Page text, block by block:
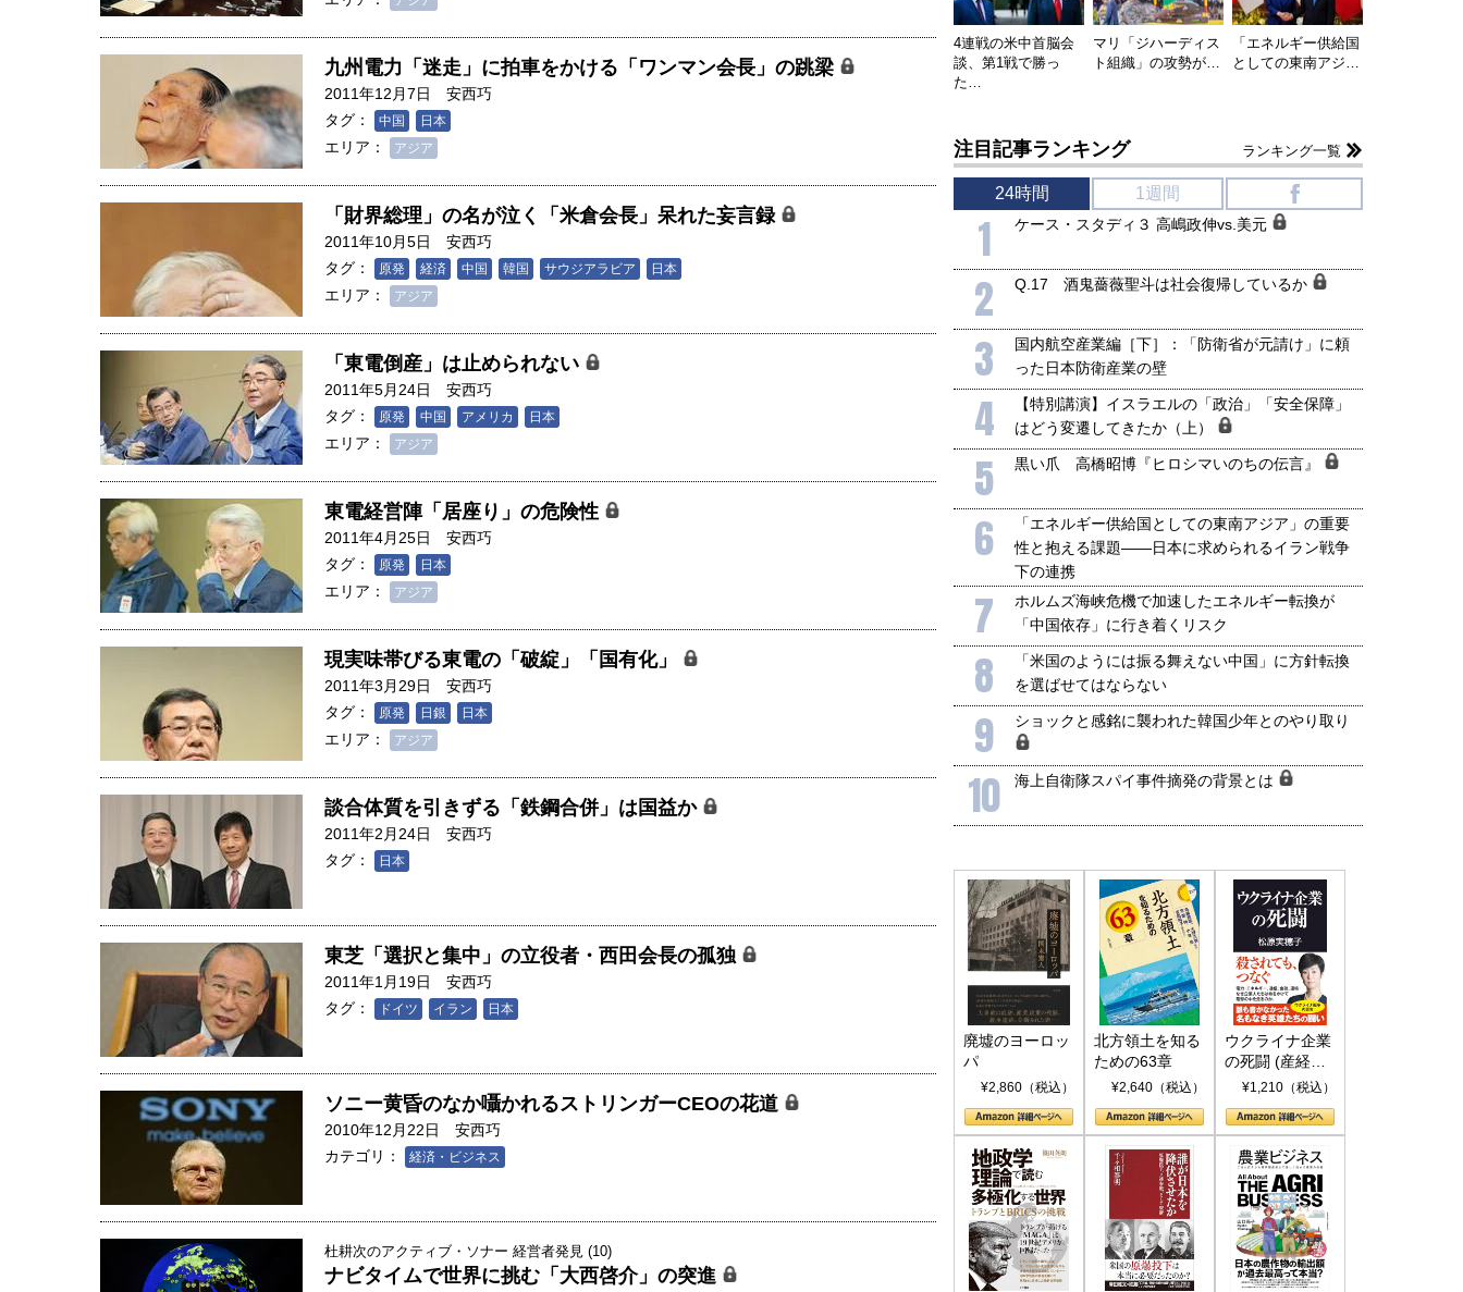
九州電力「迷走」に拍車をかける「ワンマン会長」の跳梁
2011年12月7日
安西巧
タグ：
中国 日本
エリア： アジア
「財界総理」の名が泣く「米倉会長」呆れた妄言録
2011年10月5日
安西巧
タグ：
原発 経済 中国 韓国 サウジアラビア 日本
エリア： アジア
「東電倒産」は止められない
2011年5月24日
安西巧
タグ：
原発 中国 アメリカ 日本
エリア： アジア
東電経営陣「居座り」の危険性
2011年4月25日
安西巧
タグ：
原発 日本
エリア： アジア
現実味帯びる東電の「破綻」「国有化」
2011年3月29日
安西巧
タグ：
原発 日銀 日本
エリア： アジア
談合体質を引きずる「鉄鋼合併」は国益か
2011年2月24日
安西巧
タグ：
日本
東芝「選択と集中」の立役者・西田会長の孤独
2011年1月19日
安西巧
タグ：
ドイツ イラン 日本
ソニー黄昏のなか囁かれるストリンガーCEOの花道
2010年12月22日
安西巧
カテゴリ：
経済・ビジネス
杜耕次のアクティブ・ソナー 経営者発見 (10)
ナビタイムで世界に挑む「大西啓介」の突進
4連戦の米中首脳会
談、第1戦で勝っ
た…
マリ「ジハーディス
ト組織」の攻勢が…
「エネルギー供給国
としての東南アジ…
注目記事ランキング ランキング一覧
24時間 1週間
1 ケース・スタディ３ 高嶋政伸vs.美元
2 Q.17 酒鬼薔薇聖斗は社会復帰しているか
3
国内航空産業編［下］：「防衛省が元請け」に頼
った日本防衛産業の壁
4
【特別講演】イスラエルの「政治」「安全保障」
はどう変遷してきたか（上）
5 黒い爪 高橋昭博『ヒロシマいのちの伝言』
6
「エネルギー供給国としての東南アジア」の重要
性と抱える課題――日本に求められるイラン戦争
下の連携
7
ホルムズ海峡危機で加速したエネルギー転換が
「中国依存」に行き着くリスク
8
「米国のようには振る舞えない中国」に方針転換
を選ばせてはならない
9 ショックと感銘に襲われた韓国少年とのやり取り
10 海上自衛隊スパイ事件摘発の背景とは
廃墟のヨーロッ
パ
¥2,860（税込）
北方領土を知る
ための63章
¥2,640（税込）
ウクライナ企業
の死闘 (産経セ
レクト S 039)
¥1,210（税込）